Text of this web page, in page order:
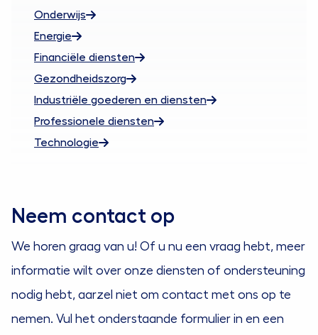
Onderwijs
Energie
Financiële diensten
Gezondheidszorg
Industriële goederen en diensten
Professionele diensten
Technologie
Neem contact op
We horen graag van u! Of u nu een vraag hebt, meer
informatie wilt over onze diensten of ondersteuning
nodig hebt, aarzel niet om contact met ons op te
nemen. Vul het onderstaande formulier in en een